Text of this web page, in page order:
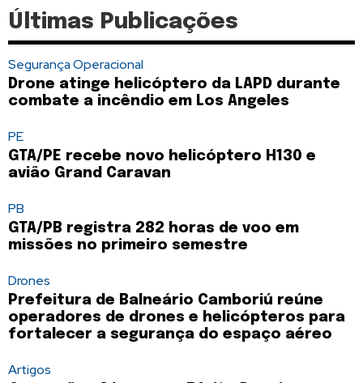
Últimas Publicações
Segurança Operacional
Drone atinge helicóptero da LAPD durante
combate a incêndio em Los Angeles
PE
GTA/PE recebe novo helicóptero H130 e
avião Grand Caravan
PB
GTA/PB registra 282 horas de voo em
missões no primeiro semestre
Drones
Prefeitura de Balneário Camboriú reúne
operadores de drones e helicópteros para
fortalecer a segurança do espaço aéreo
Artigos